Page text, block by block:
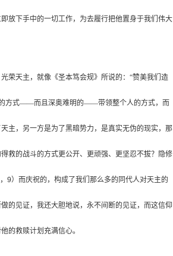
放下手中的一切工作，为去履行把他置身于我们伟大
荣天主，就像《圣本笃会规》所说的：“赞美我们造
方式——而且深奥难明的——带领整个人的方式，而
主，另一方是为了黑暗势力，是真实无伪的现实，那
救的战斗的方式更公开、更顽强、更坚忍不拔？隐修
9）而庆祝的，构成了我们那么多的同代人对天主的
的见证，我还大胆地说，永不间断的见证，而这信仰
的救赎计划充满信心。